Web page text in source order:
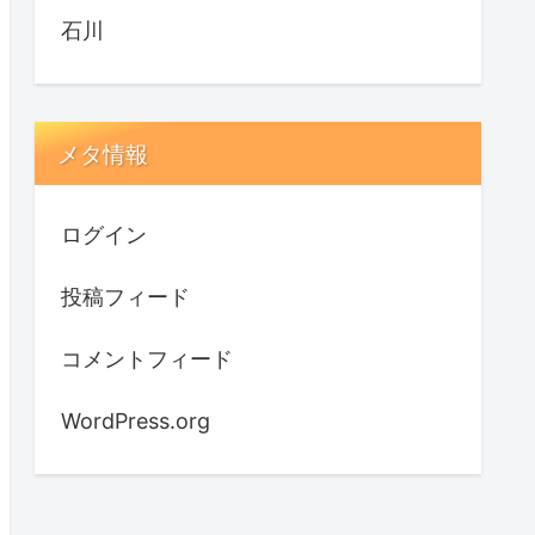
石川
メタ情報
ログイン
投稿フィード
コメントフィード
WordPress.org